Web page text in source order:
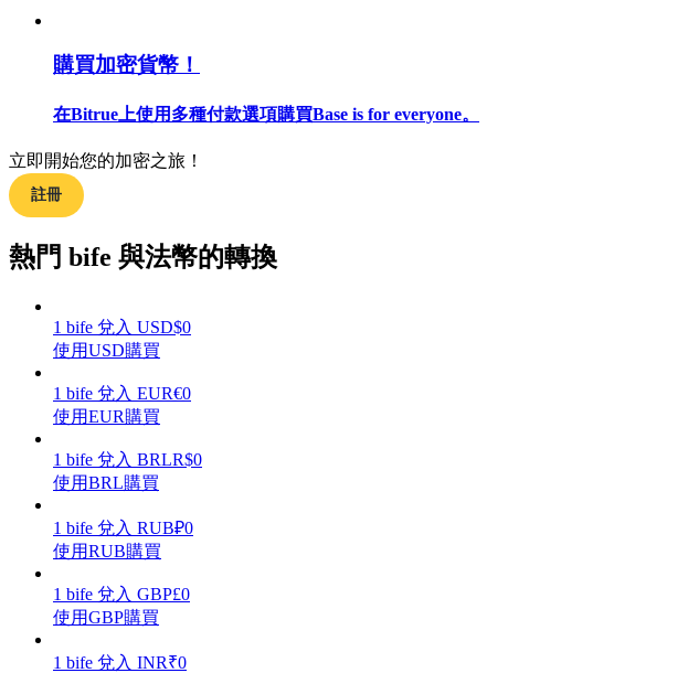
合約指南
合約功能使用指南
交易策略
學習如何保持盈利
購買加密貨幣！
在Bitrue上使用多種付款選項購買Base is for everyone。
立即開始您的加密之旅！
註冊
熱門 bife 與法幣的轉換
1 bife 兌入 USD$0
使用USD購買
1 bife 兌入 EUR€0
使用EUR購買
1 bife 兌入 BRLR$0
使用BRL購買
1 bife 兌入 RUB₽0
使用RUB購買
1 bife 兌入 GBP£0
使用GBP購買
1 bife 兌入 INR₹0